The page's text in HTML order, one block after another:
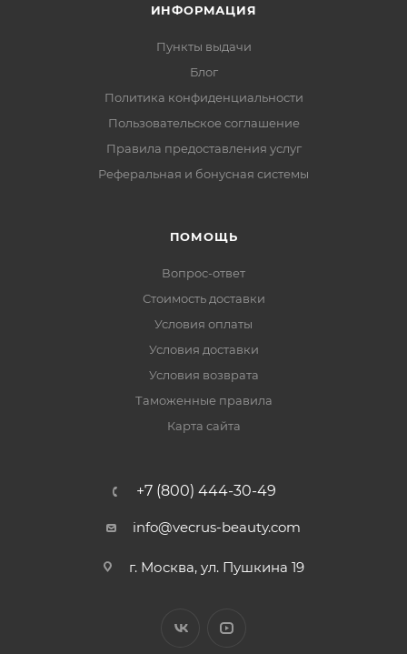
ИНФОРМАЦИЯ
Пункты выдачи
Блог
Политика конфиденциальности
Пользовательское соглашение
Правила предоставления услуг
Реферальная и бонусная системы
ПОМОЩЬ
Вопрос-ответ
Стоимость доставки
Условия оплаты
Условия доставки
Условия возврата
Таможенные правила
Карта сайта
+7 (800) 444-30-49
info@vecrus-beauty.com
г. Москва, ул. Пушкина 19